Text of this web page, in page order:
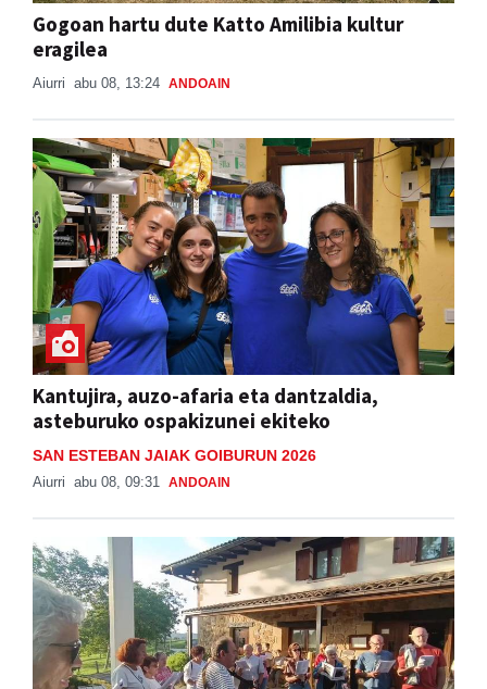
Gogoan hartu dute Katto Amilibia kultur
eragilea
Aiurri abu 08, 13:24 ANDOAIN
Kantujira, auzo-afaria eta dantzaldia,
asteburuko ospakizunei ekiteko
SAN ESTEBAN JAIAK GOIBURUN 2026
Aiurri abu 08, 09:31 ANDOAIN